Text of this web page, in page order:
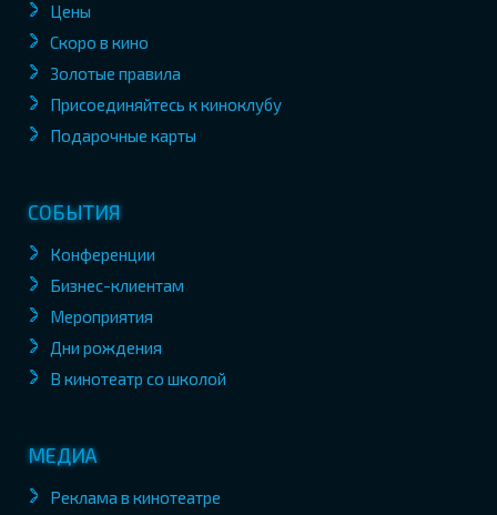
Цены
Скоро в кино
Золотые правила
Присоединяйтесь к киноклубу
Подарочные карты
СОБЫТИЯ
Конференции
Бизнес-клиентам
Мероприятия
Дни рождения
В кинотеатр со школой
МЕДИА
Реклама в кинотеатре